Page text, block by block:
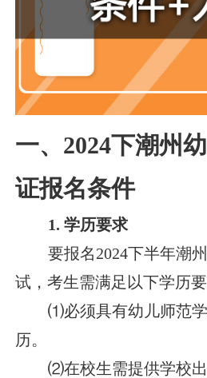
一、2024下潮州
证报名条件
1. 学历要求
要报名2024下半年潮
试，考生需满足以下学历要
⑴必须具有幼儿师范
历。
⑵在校生需提供学校出